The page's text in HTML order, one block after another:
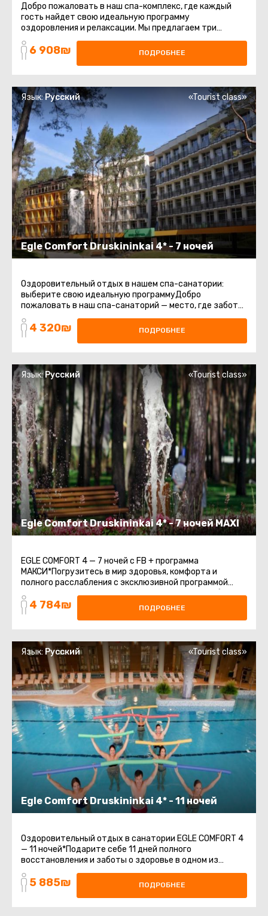
Добро пожаловать в наш спа-комплекс, где каждый
гость найдет свою идеальную программу
оздоровления и релаксации. Мы предлагаем три
уникальные программы, каждая из которых ...
6 908₪ ПОДРОБНЕЕ
Egle Comfort Druskininkai 4* - 7 ночей
Язык:Русский «Tourist class»
Оздоровительный отдых в нашем спа-санатории:
выберите свою идеальную программуДобро
пожаловать в наш спа-санаторий — место, где забота
о здоровье и комфорт сочетаются ...
4 320₪ ПОДРОБНЕЕ
Egle Comfort Druskininkai 4* - 7 ночей MAXI
Язык:Русский «Tourist class»
EGLE COMFORT 4 — 7 ночей с FB + программа
МАКСИ*Погрузитесь в мир здоровья, комфорта и
полного расслабления с эксклюзивной программой
МАКСИ в EGLE COMFORT 4*. Эта программа разработана
... 4 784₪ ПОДРОБНЕЕ
Egle Comfort Druskininkai 4* - 11 ночей
Язык: Русский «Tourist class»
Оздоровительный отдых в санатории EGLE COMFORT 4
— 11 ночей*Подарите себе 11 дней полного
восстановления и заботы о здоровье в одном из
лучших санаториев Литвы — EGLE COMFORT 4*. Мы ...
5 885₪ ПОДРОБНЕЕ